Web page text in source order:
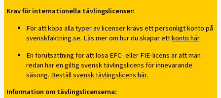
Krav för internationella tävlingslicenser:
För att köpa alla typer av licenser krävs ett personligt konto på
svenskfaktning.se. Läs mer om hur du skapar ettkonto här.
En förutsättning för att lösa EFC- eller FIE-licens är att man
redan har en giltig svensk tävlingslicens för innevarande
säsong. Beställ svensk tävlingslicens här.
Information om tävlingslicenserna: